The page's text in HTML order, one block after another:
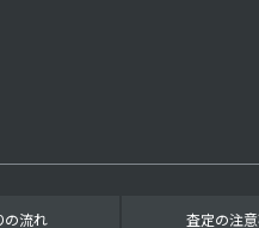
の流れ 査定の注